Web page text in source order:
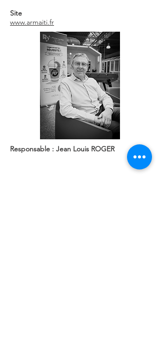
Site
www.armaiti.fr
Responsable : Jean Louis ROGER